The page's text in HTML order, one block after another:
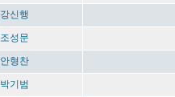
강신행
조성문
안형찬
박기범